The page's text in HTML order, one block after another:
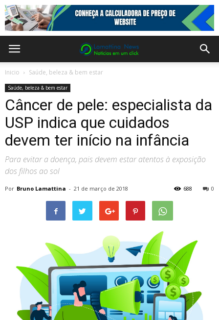
Inicio Saúde, beleza & bem estar
Saúde, beleza & bem estar
Câncer de pele: especialista da
USP indica que cuidados
devem ter início na infância
Para evitar a doença, pais devem estar atentos à exposição
dos filhos ao sol
Por Bruno Lamattina - 21 de março de 2018 0
688